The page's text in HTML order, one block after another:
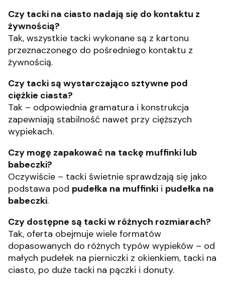
Czy tacki na ciasto nadają się do kontaktu z
żywnością?
Tak, wszystkie tacki wykonane są z kartonu
przeznaczonego do pośredniego kontaktu z
żywnością.
Czy tacki są wystarczająco sztywne pod
ciężkie ciasta?
Tak – odpowiednia gramatura i konstrukcja
zapewniają stabilność nawet przy cięższych
wypiekach.
Czy mogę zapakować na tackę muffinki lub
babeczki?
Oczywiście – tacki świetnie sprawdzają się jako
podstawa pod pudełka na muffinki i pudełka na
babeczki.
Czy dostępne są tacki w różnych rozmiarach?
Tak, oferta obejmuje wiele formatów
dopasowanych do różnych typów wypieków – od
małych pudełek na pierniczki z okienkiem, tacki na
ciasto, po duże tacki na pączki i donuty.